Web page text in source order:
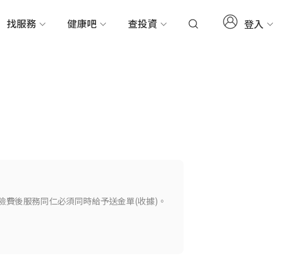
找服務 健康吧 查投資 登入
後服務同仁必須同時給予送金單(收據)。